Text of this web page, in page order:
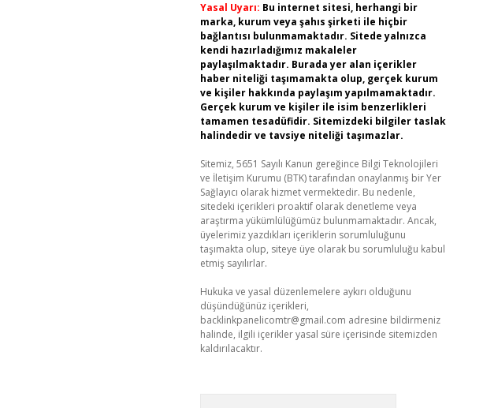
Yasal Uyarı: Bu internet sitesi, herhangi bir
marka, kurum veya şahıs şirketi ile hiçbir
bağlantısı bulunmamaktadır. Sitede yalnızca
kendi hazırladığımız makaleler
paylaşılmaktadır. Burada yer alan içerikler
haber niteliği taşımamakta olup, gerçek kurum
ve kişiler hakkında paylaşım yapılmamaktadır.
Gerçek kurum ve kişiler ile isim benzerlikleri
tamamen tesadüfidir. Sitemizdeki bilgiler taslak
halindedir ve tavsiye niteliği taşımazlar.
Sitemiz, 5651 Sayılı Kanun gereğince Bilgi Teknolojileri
ve İletişim Kurumu (BTK) tarafından onaylanmış bir Yer
Sağlayıcı olarak hizmet vermektedir. Bu nedenle,
sitedeki içerikleri proaktif olarak denetleme veya
araştırma yükümlülüğümüz bulunmamaktadır. Ancak,
üyelerimiz yazdıkları içeriklerin sorumluluğunu
taşımakta olup, siteye üye olarak bu sorumluluğu kabul
etmiş sayılırlar.
Hukuka ve yasal düzenlemelere aykırı olduğunu
düşündüğünüz içerikleri,
backlinkpanelicomtr@gmail.com adresine bildirmeniz
halinde, ilgili içerikler yasal süre içerisinde sitemizden
kaldırılacaktır.